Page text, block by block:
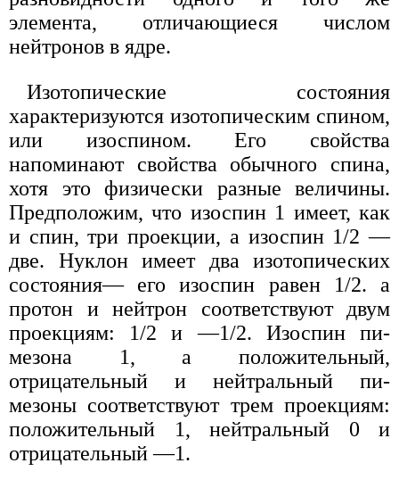
элемента, отличающиеся числом
нейтронов в ядре.
Изотопические состояния
характеризуются изотопическим спином,
или изоспином. Его свойства
напоминают свойства обычного спина,
хотя это физически разные величины.
Предположим, что изоспин 1 имеет, как
и спин, три проекции, а изоспин 1/2 —
две. Нуклон имеет два изотопических
состояния— его изоспин равен 1/2. а
протон и нейтрон соответствуют двум
проекциям: 1/2 и —1/2. Изоспин пи-
мезона 1, а положительный,
отрицательный и нейтральный пи-
мезоны соответствуют трем проекциям:
положительный 1, нейтральный 0 и
отрицательный —1.